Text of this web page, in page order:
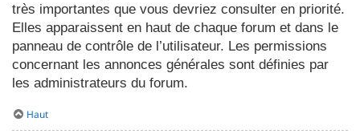
très importantes que vous devriez consulter en priorité.
Elles apparaissent en haut de chaque forum et dans le
panneau de contrôle de l’utilisateur. Les permissions
concernant les annonces générales sont définies par
les administrateurs du forum.
Haut